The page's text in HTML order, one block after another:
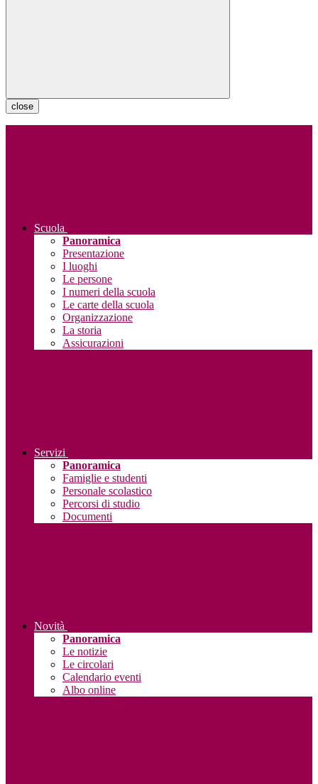
close
Scuola
Panoramica
Presentazione
I luoghi
Le persone
I numeri della scuola
Le carte della scuola
Organizzazione
La storia
Assicurazioni
Servizi
Panoramica
Famiglie e studenti
Personale scolastico
Percorsi di studio
Documenti
Novità
Panoramica
Le notizie
Le circolari
Calendario eventi
Albo online